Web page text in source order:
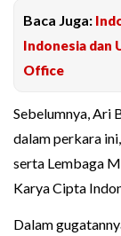
Baca Juga:
Indonesia dan
Office
Sebelumnya, Ari
dalam perkara
serta Lembaga
Karya Cipta
Dalam